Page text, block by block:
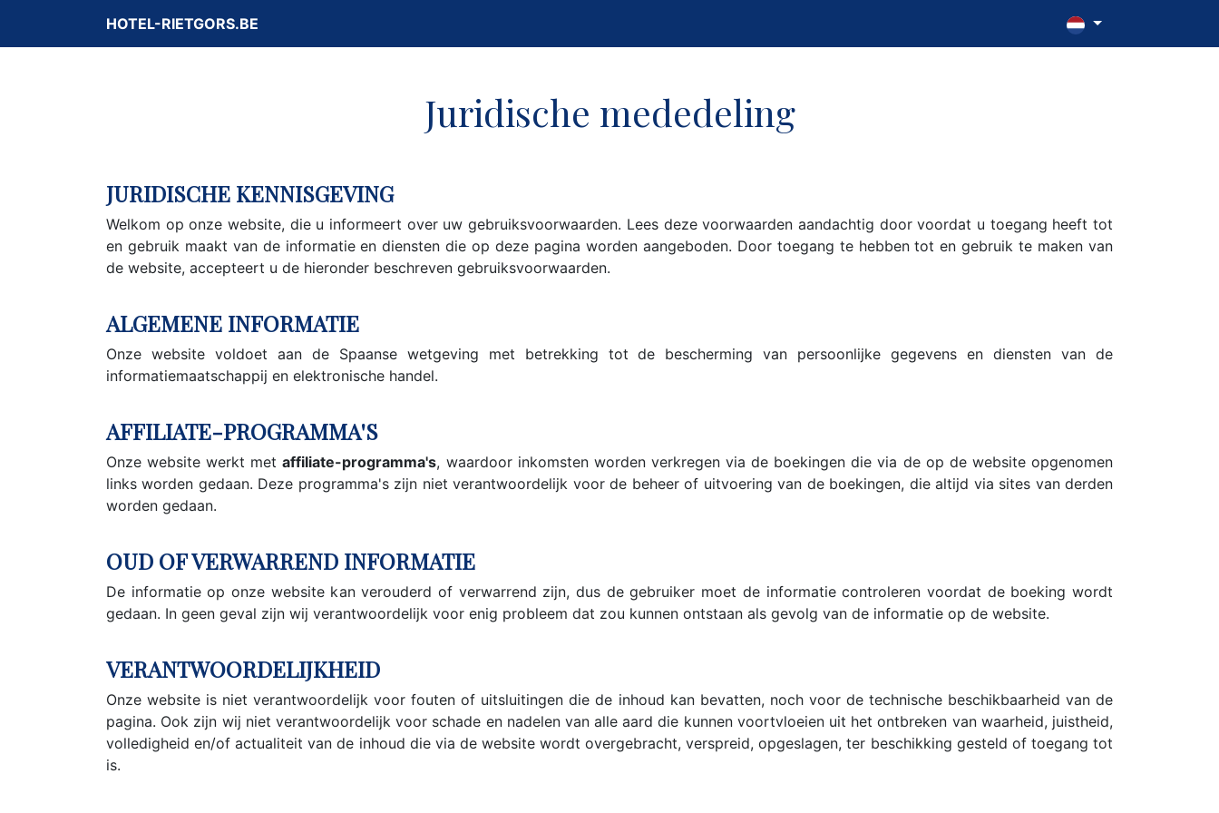
HOTEL-RIETGORS.BE
Juridische mededeling
JURIDISCHE KENNISGEVING
Welkom op onze website, die u informeert over uw gebruiksvoorwaarden. Lees deze voorwaarden aandachtig door voordat u toegang heeft tot
en gebruik maakt van de informatie en diensten die op deze pagina worden aangeboden. Door toegang te hebben tot en gebruik te maken van
de website, accepteert u de hieronder beschreven gebruiksvoorwaarden.
ALGEMENE INFORMATIE
Onze website voldoet aan de Spaanse wetgeving met betrekking tot de bescherming van persoonlijke gegevens en diensten van de
informatiemaatschappij en elektronische handel.
AFFILIATE-PROGRAMMA'S
Onze website werkt metaffiliate-programma's, waardoor inkomsten worden verkregen via de boekingen die via de op de website opgenomen
links worden gedaan. Deze programma's zijn niet verantwoordelijk voor de beheer of uitvoering van de boekingen, die altijd via sites van derden
worden gedaan.
OUD OF VERWARREND INFORMATIE
De informatie op onze website kan verouderd of verwarrend zijn, dus de gebruiker moet de informatie controleren voordat de boeking wordt
gedaan. In geen geval zijn wij verantwoordelijk voor enig probleem dat zou kunnen ontstaan als gevolg van de informatie op de website.
VERANTWOORDELIJKHEID
Onze website is niet verantwoordelijk voor fouten of uitsluitingen die de inhoud kan bevatten, noch voor de technische beschikbaarheid van de
pagina. Ook zijn wij niet verantwoordelijk voor schade en nadelen van alle aard die kunnen voortvloeien uit het ontbreken van waarheid, juistheid,
volledigheid en/of actualiteit van de inhoud die via de website wordt overgebracht, verspreid, opgeslagen, ter beschikking gesteld of toegang tot
is.